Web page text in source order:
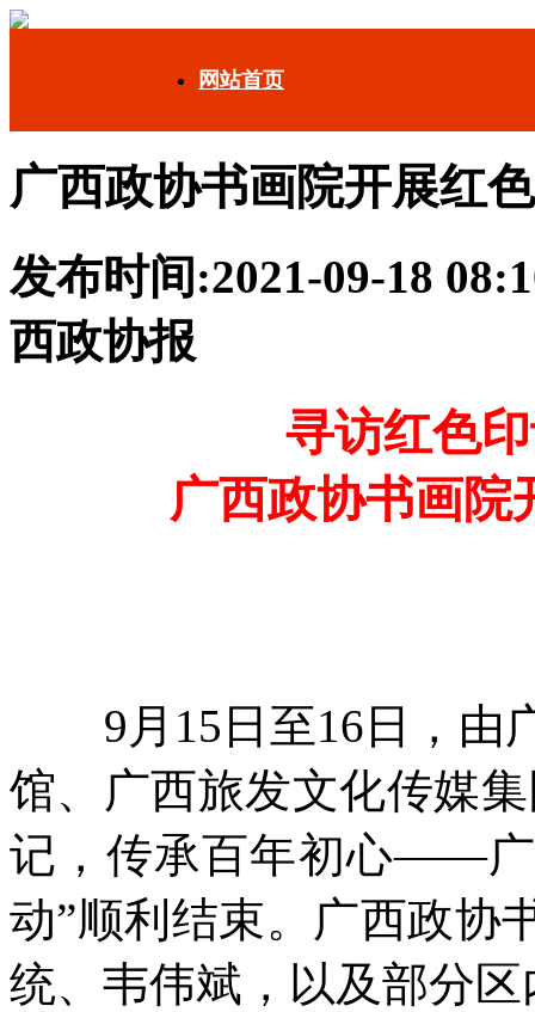
网站首页
广西政协书画院开展红
发布时间:2021-09-18
西政协报
寻访红色
广西政协书画院
9月15日至16日，由
馆、广西旅发文化传媒
记，传承百年初心——广
动”顺利结束。广西政协
统、韦伟斌，以及部分